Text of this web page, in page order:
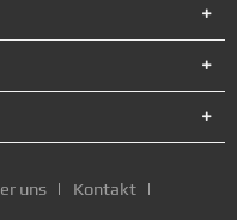
uns Kontakt